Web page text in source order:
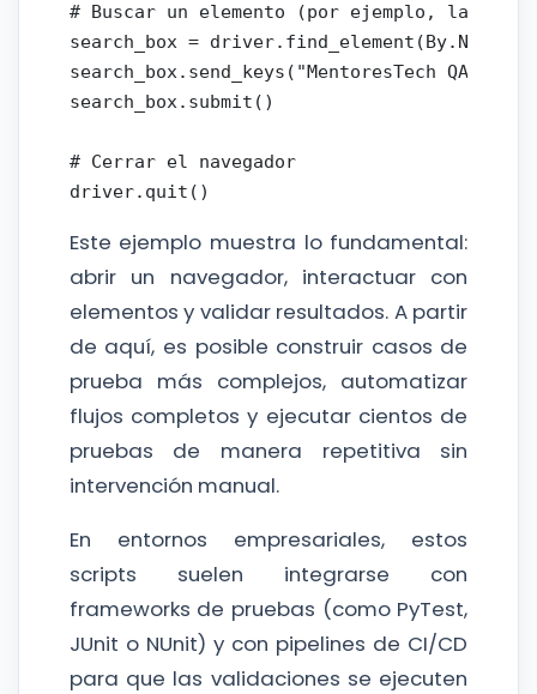
# Buscar un elemento (por ejemplo, la caja
search_box = driver.find_element(By.NAME,
search_box.send_keys("MentoresTech QA")
search_box.submit()
# Cerrar el navegador
Este ejemplo muestra lo fundamental:
abrir un navegador, interactuar con
elementos y validar resultados. A partir
de aquí, es posible construir casos de
prueba más complejos, automatizar
flujos completos y ejecutar cientos de
pruebas de manera repetitiva sin
intervención manual.
En entornos empresariales, estos
scripts suelen integrarse con
frameworks de pruebas (como PyTest,
JUnit o NUnit) y con pipelines de CI/CD
para que las validaciones se ejecuten